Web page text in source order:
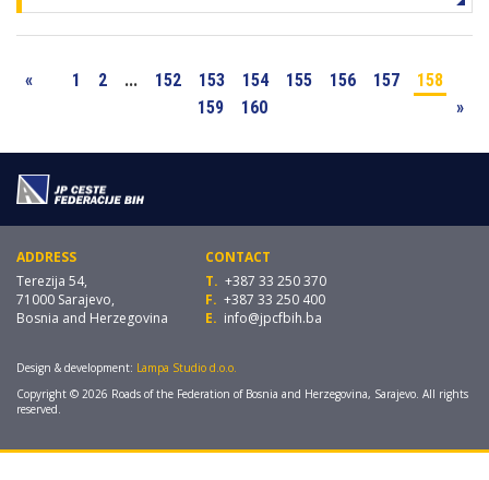
« 1 2 ... 152 153 154 155 156 157
158
159
160 »
ADDRESS
Terezija 54,
71000 Sarajevo,
Bosnia and Herzegovina
CONTACT
T. +387 33 250 370
F. +387 33 250 400
E. info@jpcfbih.ba
Design & development: Lampa Studio d.o.o.
Copyright © 2026 Roads of the Federation of Bosnia and Herzegovina, Sarajevo. All rights
reserved.